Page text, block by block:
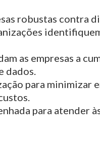
robustas contra
as empresas a
dados.
para minimizar
para atender